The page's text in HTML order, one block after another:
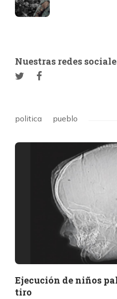
Nuestras redes
politica pueblo
Ejecución de niños
tiro